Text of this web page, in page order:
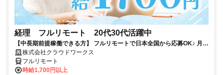
経理 フルリモート 20代30代活躍中
【中長期前提稼働できる方】 フルリモートで日本全国から応募OK♪ 月稼
働80時間で安定収入！
株式会社クラウドワークス
フルリモート
時給1,700円以上